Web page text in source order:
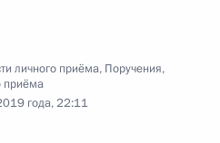
личного приёма, Поручения,
приёма
года, 22:11